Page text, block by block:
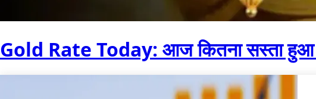
Gold Rate Today: आज कितना सस्ता हुआ